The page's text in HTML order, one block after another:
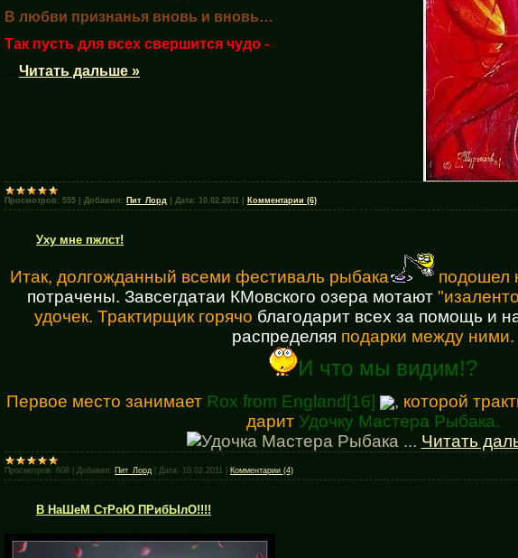
В любви признанья вновь и вновь…
Так пусть для всех свершится чудо -
Читать дальше »
Просмотров: 555 Добавил: Пит_Лорд Дата: 10.02.2011 Комментарии (6)
Уху мне пжлст!
Итак, долгожданный всеми фестиваль рыбака подошел
потрачены. Завсегдатаи КМовского озера мотают
удочек. Трактирщик горячо благодарит всех за помощь и
распределяя подарки между ними.
И что мы видим!?
Первое место занимает Rox from England[16] , которой
даритУдочку Мастера Рыбака.
... Читать
Просмотров: 608 Добавил: Пит_Лорд Дата: 10.02.2011 Комментарии (4)
В НаШеМ СтРоЮ ПРибЫлО!!!!